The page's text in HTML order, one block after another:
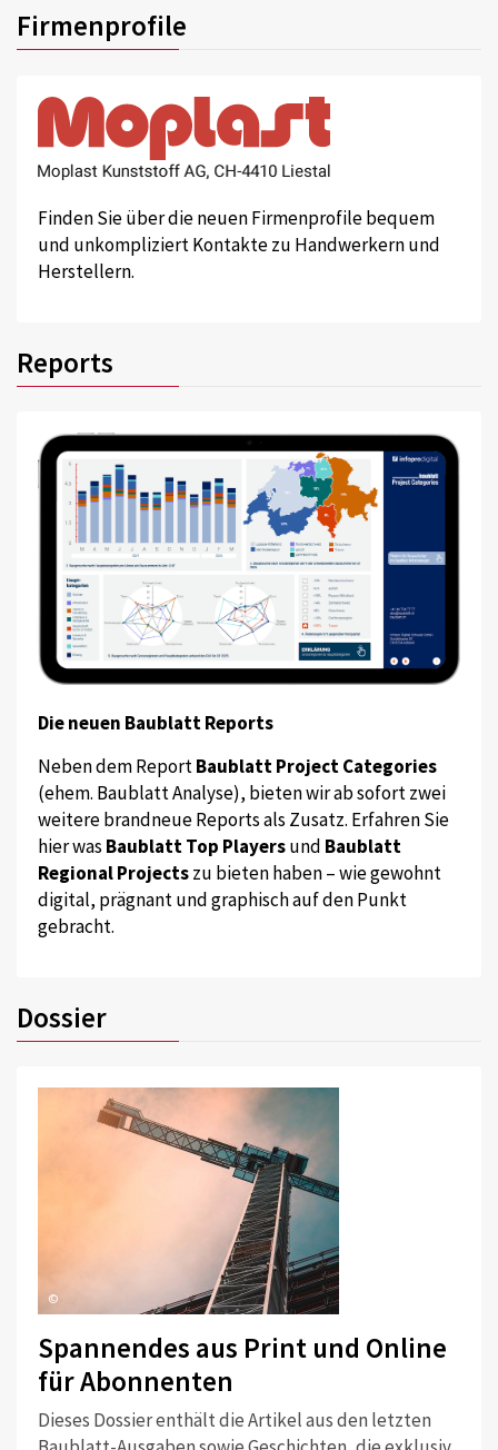
Firmenprofile
Finden Sie über die neuen Firmenprofile bequem
und unkompliziert Kontakte zu Handwerkern und
Herstellern.
Reports
Die neuen Baublatt Reports
Neben dem ReportBaublatt Project Categories
(ehem. Baublatt Analyse), bieten wir ab sofort zwei
weitere brandneue Reports als Zusatz. Erfahren Sie
hier was Baublatt Top Playersund Baublatt
Regional Projectszu bieten haben – wie gewohnt
digital, prägnant und graphisch auf den Punkt
gebracht.
Dossier
©
Spannendes aus Print und Online
für Abonnenten
Dieses Dossier enthält die Artikel aus den letzten